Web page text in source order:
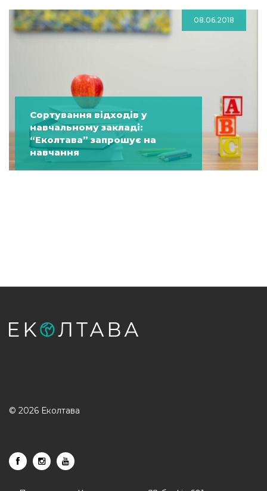
08.06.2018
Сортування відходів у
навчальному закладі:
“Еколтава” запрошує на
навчання
© 2026 Еколтава